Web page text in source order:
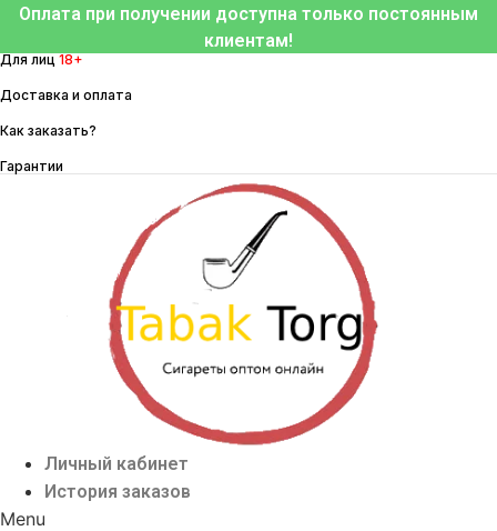
Перейти
содержимому
Оплата при получении доступна только постоянным
клиентам!
Для лиц 18+
Доставка и оплата
Как заказать?
Гарантии
Личный кабинет
История заказов
Menu